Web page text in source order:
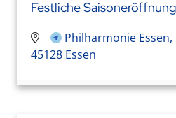
Festliche Saisoneröffnung
Philharmonie Essen,
45128 Essen